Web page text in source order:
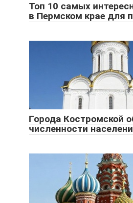
Топ 10 самых
в Пермском крае для
Города Костромской
численности